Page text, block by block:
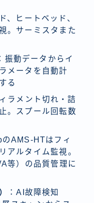
、ヒートベッド、
。サーミスタまた
振動データからイ
メータを自動計
る
ラメント切れ・詰
。スプール回転数
AMS-HTはフィ
アルタイム監視。
等）の品質管理に
：AI故障検知